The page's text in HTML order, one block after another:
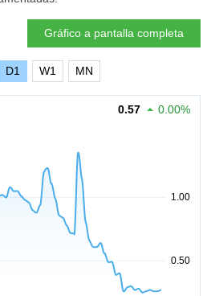
Gráfico a pantalla completa
D1 W1 MN
0.57 0.00%